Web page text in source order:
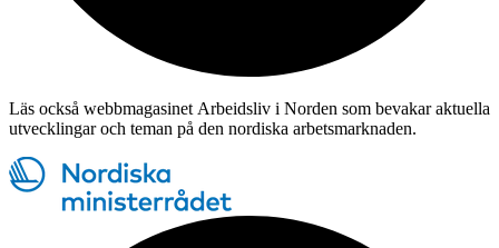
Läs också webbmagasinet Arbeidsliv i Norden som bevakar aktuella
utvecklingar och teman på den nordiska arbetsmarknaden.